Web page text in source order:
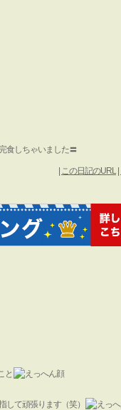
食しちゃいました〓
この日記のURL|
と
して頑張ります（笑）